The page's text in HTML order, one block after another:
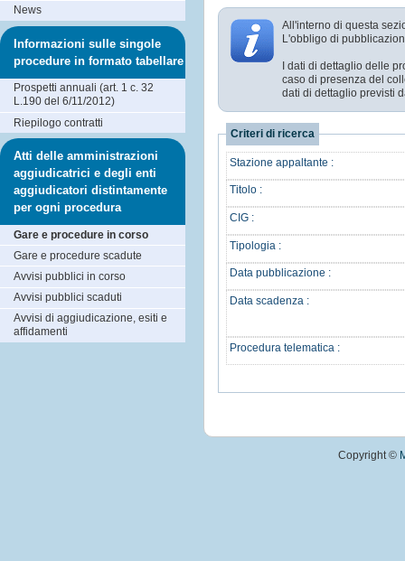
All'interno di questa
L'obbligo di
I dati di dettaglio delle
caso di presenza del
dati di dettaglio previsti
Criteri di ricerca
Stazione appaltante :
Titolo :
CIG :
Tipologia :
Data pubblicazione :
Data scadenza :
Procedura telematica :
News
Informazioni sulle singole
procedure in formato tabellare
Prospetti annuali (art. 1 c. 32
L.190 del 6/11/2012)
Riepilogo contratti
Atti delle amministrazioni
aggiudicatrici e degli enti
aggiudicatori distintamente
per ogni procedura
Gare e procedure in corso
Gare e procedure scadute
Avvisi pubblici in corso
Avvisi pubblici scaduti
Avvisi di aggiudicazione, esiti e
affidamenti
Copyright ©